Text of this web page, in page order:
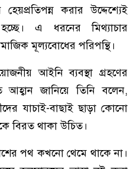
করার উদ্দেশ্যেই
এ ধরনের মিথ্যাচার
মূল্যবোধের পরিপন্থি।
আইনি ব্যবস্থা গ্রহণের
আহ্বান জানিয়ে তিনি বলেন,
যাচাই-বাছাই ছাড়া কোনো
বিরত থাকা উচিত।
পথ কখনো থেমে থাকে না।